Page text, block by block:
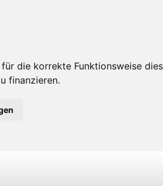
die korrekte Funktionsweise
finanzieren.